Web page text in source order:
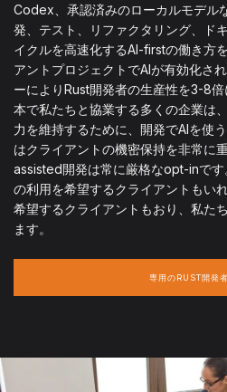
Codex、承認済みのローカルモデル
発、テスト、リファクタリング、ド
イクルを高速化するAI-firstの働き方
アントプロジェクトでAIが有効化さ
ーによりRust開発者の生産性を3-8
本で私たちと協業する多くの企業は
力を維持するために、開発でAIを使
はクライアントの機密保持を非常に
assisted開発は常に厳格なopt-inです
の利用を希望するクライアントもい
希望するクライアントもおり、私た
ます。
専用のRUST開発